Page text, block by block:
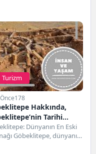
Turizm
178
Hakkında,
Tarihi
ve Turistik
Dünyanın En Eski
Göbeklitepe, dünyanın